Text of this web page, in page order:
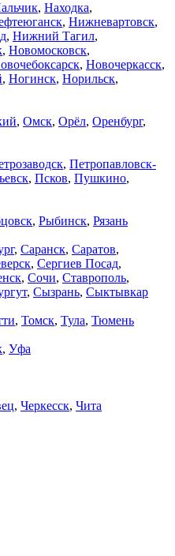
, Находка,
, Нижневартовск,
, Нижний Тагил,
, Новомосковск,
, Новочеркасск,
, Ногинск, Норильск,
, Омск, Орёл, Оренбург,
, Петропавловск-
, Псков, Пушкино,
, Рыбинск, Рязань
, Саранск, Саратов,
, Сергиев Посад,
, Сочи, Ставрополь,
, Сызрань, Сыктывкар
, Томск, Тула, Тюмень
, Уфа
, Черкесск, Чита